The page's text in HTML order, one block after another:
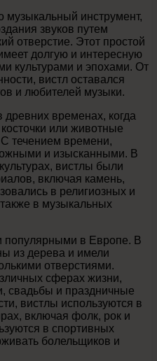
музыкальный инструмент,
звуков путем
отверстие. Этот простой
долгую и интересную
культурами и эпохами. От
вистл оставался
и любителей музыки.
древних временах, когда
или животные
С течением времени,
и изысканными. В
вистлы были
включая камень,
в религиозных и
в музыкальных
популярными в Европе. В
из дерева и имели
отверстиями.
сферах жизни,
свадьбы и праздничные
вистлы используются в
включая фолк, рок и
в спортивных
болельщиков и